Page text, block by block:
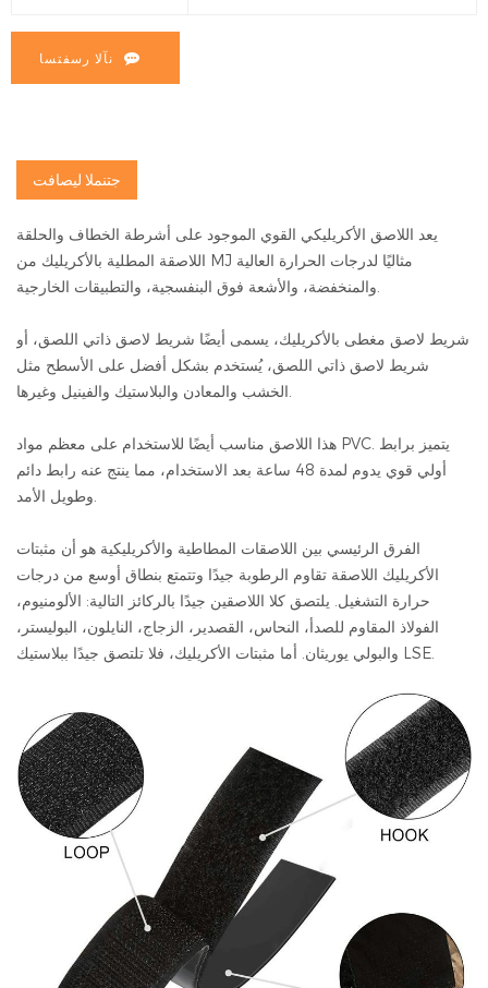
نآلا رسفتسا
جتنملا ليصافت
يعد اللاصق الأكريليكي القوي الموجود على أشرطة الخطاف والحلقة
اللاصقة المطلية بالأكريليك من MJ مثاليًا لدرجات الحرارة العالية
شريط لاصق مغطى بالأكريليك، يسمى أيضًا شريط لاصق ذاتي اللصق، أو
شريط لاصق ذاتي اللصق، يُستخدم بشكل أفضل على الأسطح مثل
هذا اللاصق مناسب أيضًا للاستخدام على معظم مواد PVC. يتميز برابط
أولي قوي يدوم لمدة 48 ساعة بعد الاستخدام، مما ينتج عنه رابط دائم
الفرق الرئيسي بين اللاصقات المطاطية والأكريليكية هو أن مثبتات
الأكريليك اللاصقة تقاوم الرطوبة جيدًا وتتمتع بنطاق أوسع من درجات
حرارة التشغيل. يلتصق كلا اللاصقين جيدًا بالركائز التالية: الألومنيوم،
الفولاذ المقاوم للصدأ، النحاس، القصدير، الزجاج، النايلون، البوليستر،
والبولي يوريثان. أما مثبتات الأكريليك، فلا تلتصق جيدًا ببلاستيك LSE.